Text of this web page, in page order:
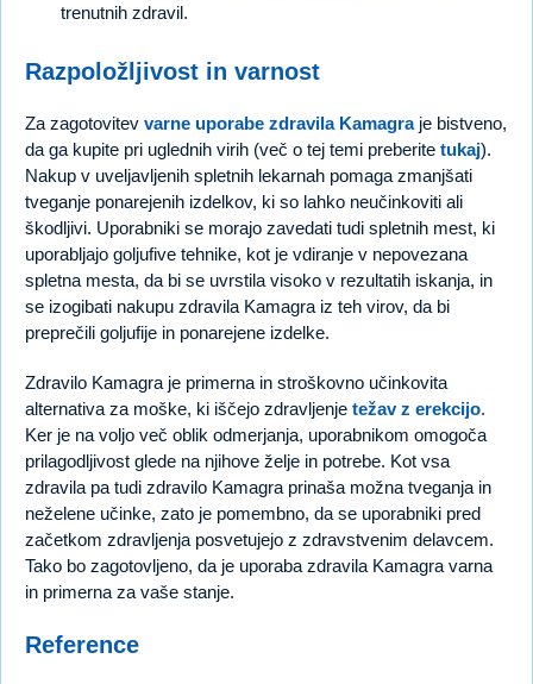
trenutnih zdravil.
Razpoložljivost in varnost
Za zagotovitev varne uporabe zdravila Kamagraje bistveno,
da ga kupite pri uglednih virih (več o tej temi preberite tukaj).
Nakup v uveljavljenih spletnih lekarnah pomaga zmanjšati
tveganje ponarejenih izdelkov, ki so lahko neučinkoviti ali
škodljivi. Uporabniki se morajo zavedati tudi spletnih mest, ki
uporabljajo goljufive tehnike, kot je vdiranje v nepovezana
spletna mesta, da bi se uvrstila visoko v rezultatih iskanja, in
se izogibati nakupu zdravila Kamagra iz teh virov, da bi
preprečili goljufije in ponarejene izdelke.
Zdravilo Kamagra je primerna in stroškovno učinkovita
alternativa za moške, ki iščejo zdravljenje težav z erekcijo.
Ker je na voljo več oblik odmerjanja, uporabnikom omogoča
prilagodljivost glede na njihove želje in potrebe. Kot vsa
zdravila pa tudi zdravilo Kamagra prinaša možna tveganja in
neželene učinke, zato je pomembno, da se uporabniki pred
začetkom zdravljenja posvetujejo z zdravstvenim delavcem.
Tako bo zagotovljeno, da je uporaba zdravila Kamagra varna
in primerna za vaše stanje.
Reference